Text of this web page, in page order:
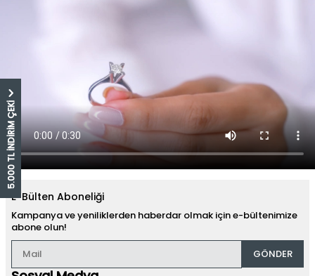
5.000 TL İNDİRİM ÇEKİ
E-Bülten Aboneliği
Kampanya ve yeniliklerden haberdar olmak için e-bültenimize
abone olun!
GÖNDER